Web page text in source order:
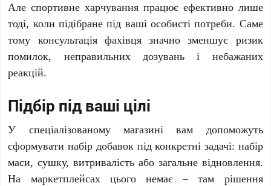
Але спортивне харчування працює ефективно лише
тоді, коли підібране під ваші особисті потреби. Саме
тому консультація фахівця значно зменшує ризик
помилок, неправильних дозувань і небажаних
реакцій.
Підбір під ваші цілі
У спеціалізованому магазині вам допоможуть
сформувати набір добавок під конкретні задачі: набір
маси, сушку, витривалість або загальне відновлення.
На маркетплейсах цього немає – там рішення